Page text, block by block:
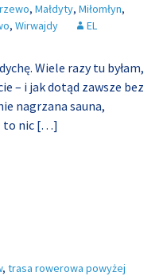
, Małdyty, Miłomłyn,
, Wirwajdy EL
Wiele razy tu byłam,
– i jak dotąd zawsze bez
nagrzana sauna,
to nic […]
, trasa rowerowa powyżej